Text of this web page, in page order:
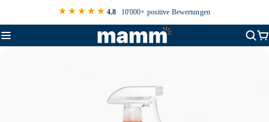
4.8 · 10'000+ positive Bewertungen